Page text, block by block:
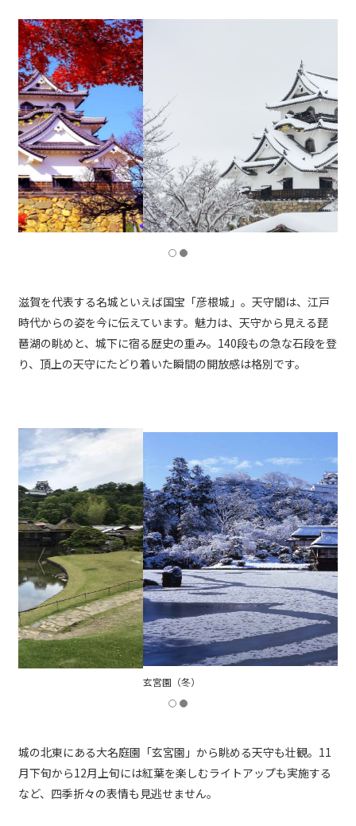
滋賀を代表する名城といえば国宝「彦根城」。天守閣は、江戸
時代からの姿を今に伝えています。魅力は、天守から見える琵
琶湖の眺めと、城下に宿る歴史の重み。140段もの急な石段を登
り、頂上の天守にたどり着いた瞬間の開放感は格別です。
城の北東にある大名庭園「玄宮園」から眺める天守も壮観。11
月下旬から12月上旬には紅葉を楽しむライトアップも実施する
など、四季折々の表情も見逃せません。